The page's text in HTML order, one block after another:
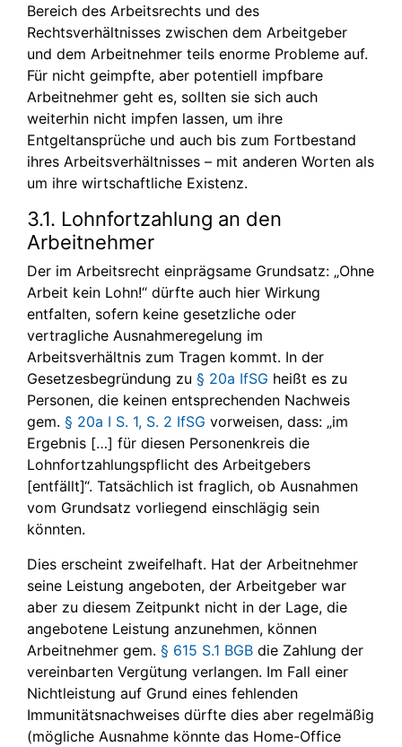
Bereich des Arbeitsrechts und des
Rechtsverhältnisses zwischen dem Arbeitgeber
und dem Arbeitnehmer teils enorme Probleme auf.
Für nicht geimpfte, aber potentiell impfbare
Arbeitnehmer geht es, sollten sie sich auch
weiterhin nicht impfen lassen, um ihre
Entgeltansprüche und auch bis zum Fortbestand
ihres Arbeitsverhältnisses – mit anderen Worten als
um ihre wirtschaftliche Existenz.
3.1. Lohnfortzahlung an den
Arbeitnehmer
Der im Arbeitsrecht einprägsame Grundsatz: „Ohne
Arbeit kein Lohn!“ dürfte auch hier Wirkung
entfalten, sofern keine gesetzliche oder
vertragliche Ausnahmeregelung im
Arbeitsverhältnis zum Tragen kommt. In der
Gesetzesbegründung zu § 20a IfSG heißt es zu
Personen, die keinen entsprechenden Nachweis
gem. § 20a I S. 1, S. 2 IfSG vorweisen, dass: „im
Ergebnis […] für diesen Personenkreis die
Lohnfortzahlungspflicht des Arbeitgebers
[entfällt]“. Tatsächlich ist fraglich, ob Ausnahmen
vom Grundsatz vorliegend einschlägig sein
könnten.
Dies erscheint zweifelhaft. Hat der Arbeitnehmer
seine Leistung angeboten, der Arbeitgeber war
aber zu diesem Zeitpunkt nicht in der Lage, die
angebotene Leistung anzunehmen, können
Arbeitnehmer gem. § 615 S.1 BGB die Zahlung der
vereinbarten Vergütung verlangen. Im Fall einer
Nichtleistung auf Grund eines fehlenden
Immunitätsnachweises dürfte dies aber regelmäßig
(mögliche Ausnahme könnte das Home-Office